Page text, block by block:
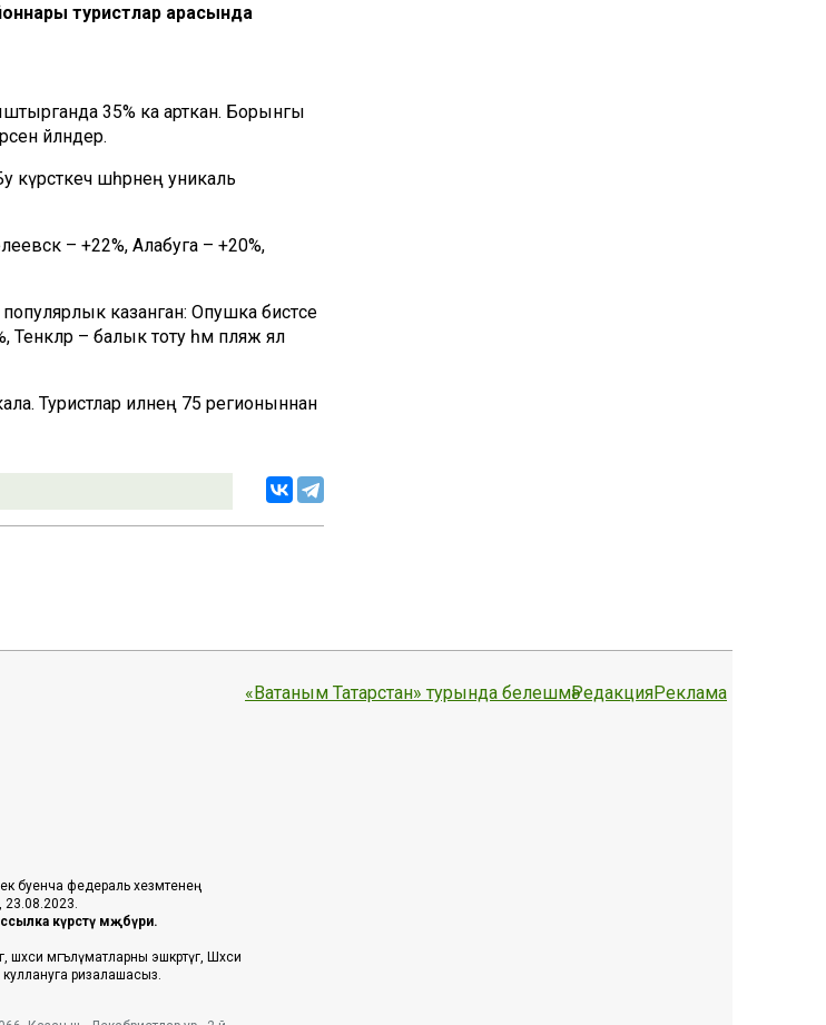
туристлар арасында
35% ка арткан. Борынгы
әйләндерә.
шәһәрнең уникаль
– +22%, Алабуга – +20%,
казанган: Опушка бистәсе
– балык тоту һәм пляж ял
Туристлар илнең 75 регионыннан
буенча федераль хезмәтенең
23.08.2023.
күрсәтү мәҗбүри.
мәгълүматларны эшкәртүгә, Шәхси
куллануга ризалашасыз.
«Ватаным Татарстан» турында белешмәРедакцияРеклама